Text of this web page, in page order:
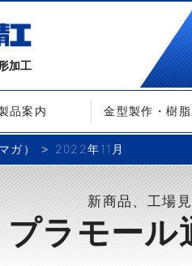
加工
品案内 金型製作・樹
ガ） 2022年11月
新商品、工場
プラモール